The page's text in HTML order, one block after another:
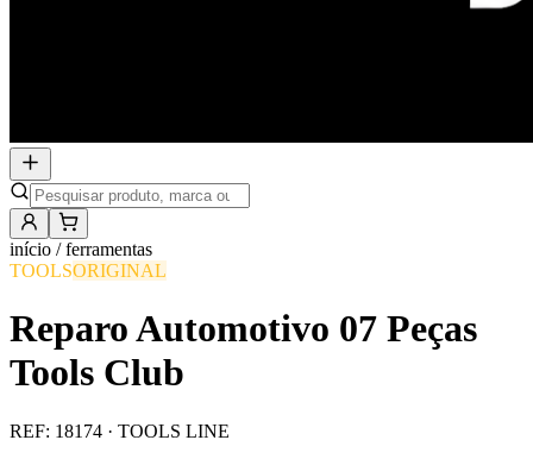
início /ferramentas
TOOLSORIGINAL
Reparo Automotivo 07 Peças
Tools Club
REF: 18174 · TOOLS LINE